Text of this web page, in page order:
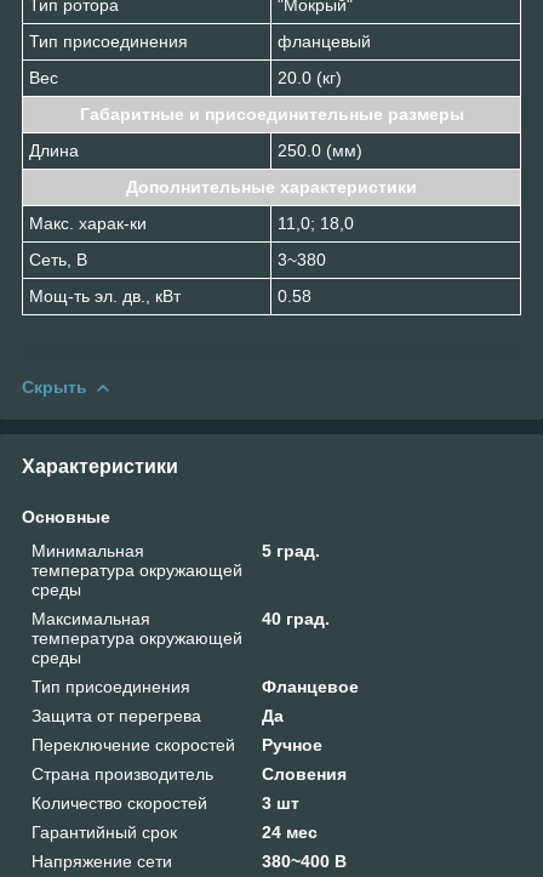
Тип ротора
"Мокрый"
Тип присоединения
фланцевый
Вес
20.0 (кг)
Габаритные и присоединительные размеры
Длина
250.0 (мм)
Дополнительные характеристики
Макс. харак-ки
11,0; 18,0
Сеть, В
3~380
Мощ-ть эл. дв., кВт
0.58
Скрыть
Характеристики
Основные
Минимальная
температура окружающей
среды
5 град.
Максимальная
температура окружающей
среды
40 град.
Тип присоединения
Фланцевое
Защита от перегрева
Да
Переключение скоростей
Ручное
Страна производитель
Словения
Количество скоростей
3 шт
Гарантийный срок
24 мес
Напряжение сети
380~400 В